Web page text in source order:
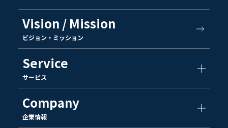
Vision / Mission
ビジョン・ミッション
Service
サービス
Company
企業情報